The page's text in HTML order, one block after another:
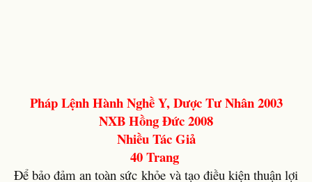
Pháp Lệnh Hành Nghề Y, Dược Tư Nhân 2003
NXB Hồng Đức 2008
Nhiều Tác Giả
40 Trang
Để bảo đảm an toàn sức khỏe và tạo điều kiện thuận lợi